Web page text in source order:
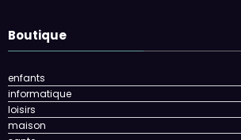
informatique
loisirs
maison
sante